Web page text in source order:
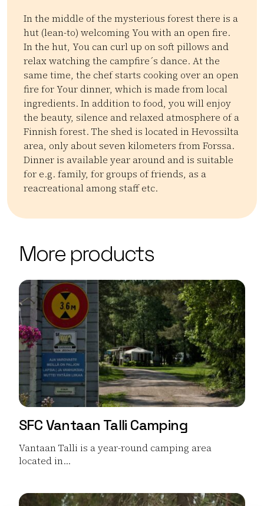
In the middle of the mysterious forest there is a
hut (lean-to) welcoming You with an open fire.
In the hut, You can curl up on soft pillows and
relax watching the campfire´s dance. At the
same time, the chef starts cooking over an open
fire for Your dinner, which is made from local
ingredients. In addition to food, you will enjoy
the beauty, silence and relaxed atmosphere of a
Finnish forest. The shed is located in Hevossilta
area, only about seven kilometers from Forssa.
Dinner is available year around and is suitable
for e.g. family, for groups of friends, as a
reacreational among staff etc.
−
OpenStreetMap
More products
SFC Vantaan Talli Camping
Vantaan Talli is a year-round camping area
located in...